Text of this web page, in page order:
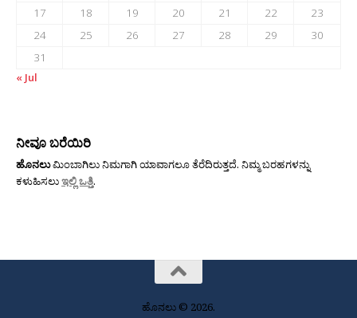
17
18 19 20 21 22
23
24
25 26 27 28 29
30
31
« Jul
ನೀವೂ ಬರೆಯಿರಿ
ಹೊನಲುಮಿಂಬಾಗಿಲು ನಿಮಗಾಗಿ ಯಾವಾಗಲೂ ತೆರೆದಿರುತ್ತದೆ. ನಿಮ್ಮ ಬರಹಗಳನ್ನು
ಕಳುಹಿಸಲುಇಲ್ಲಿ ಒತ್ತಿ.
ಹೊನಲು © 2026.